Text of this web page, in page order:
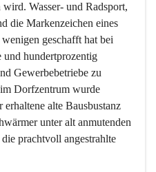
Wasser- und Radsport,
die Markenzeichen eines
geschafft hat bei
und hundertprozentig
Gewerbebetriebe zu
Dorfzentrum wurde
alte Bausbustanz
unter alt anmutenden
prachtvoll angestrahlte